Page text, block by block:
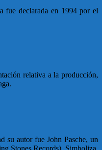
fue declarada en 1994 por el
relativa a la producción,
su autor fue John Pasche, un
Stones Records). Simboliza,